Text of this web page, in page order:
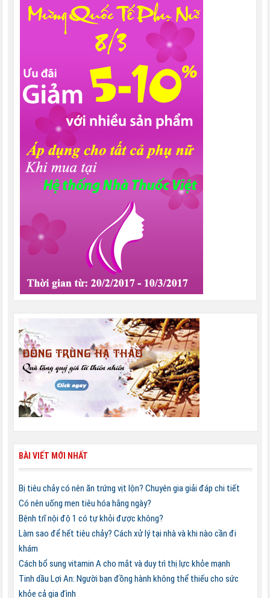
BÀI VIẾT MỚI NHẤT
Bị tiêu chảy có nên ăn trứng vịt lộn? Chuyên gia giải đáp chi tiết
Có nên uống men tiêu hóa hằng ngày?
Bệnh trĩ nội độ 1 có tự khỏi được không?
Làm sao để hết tiêu chảy? Cách xử lý tại nhà và khi nào cần đi
khám
Cách bổ sung vitamin A cho mắt và duy trì thị lực khỏe mạnh
Tinh dầu Lợi An: Người bạn đồng hành không thể thiếu cho sức
khỏe cả gia đình